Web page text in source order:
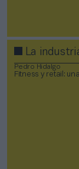
La
Pedro Hidalgo
Fitness y retail: